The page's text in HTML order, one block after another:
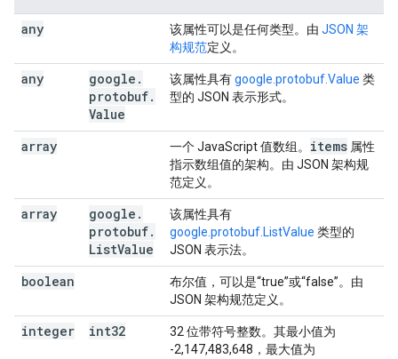
any 该属性可以是任何类型。由 JSON 架
构规范定义。
any google .
protobuf.
Value
该属性具有google.protobuf.Value 类
型的 JSON 表示形式。
array 一个 JavaScript 值数组。 items 属性
指示数组值的架构。由 JSON 架构规
范定义。
array google .
protobuf.
ListValue
该属性具有
google.protobuf.ListValue 类型的
JSON 表示法。
boolean
布尔值，可以是“true”或“false”。由
JSON 架构规范定义。
integer int32
32 位带符号整数。其最小值为
-2,147,483,648，最大值为